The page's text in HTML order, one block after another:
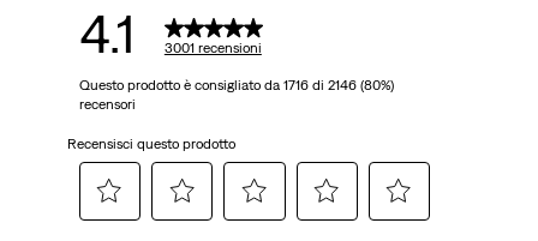
4.1 3001 recensioni
Questo prodotto è consigliato da 1716 di 2146 (80%)
recensori
Recensisci questo prodotto